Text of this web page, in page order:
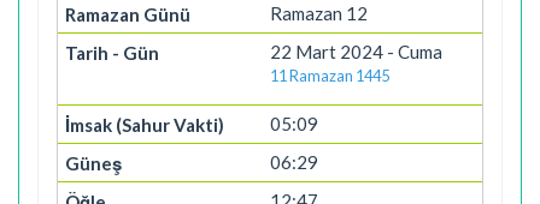
Ramazan 12
22 Mart 2024 - Cuma
11 Ramazan 1445
05:09
06:29